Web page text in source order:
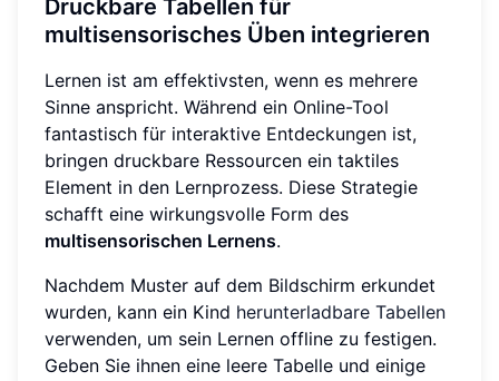
Druckbare Tabellen für
multisensorisches Üben integrieren
Lernen ist am effektivsten, wenn es mehrere
Sinne anspricht. Während ein Online-Tool
fantastisch für interaktive Entdeckungen ist,
bringen druckbare Ressourcen ein taktiles
Element in den Lernprozess. Diese Strategie
schafft eine wirkungsvolle Form des
multisensorischen Lernens.
Nachdem Muster auf dem Bildschirm erkundet
wurden, kann ein Kind herunterladbare Tabellen
verwenden, um sein Lernen offline zu festigen.
Geben Sie ihnen eine leere Tabelle und einige